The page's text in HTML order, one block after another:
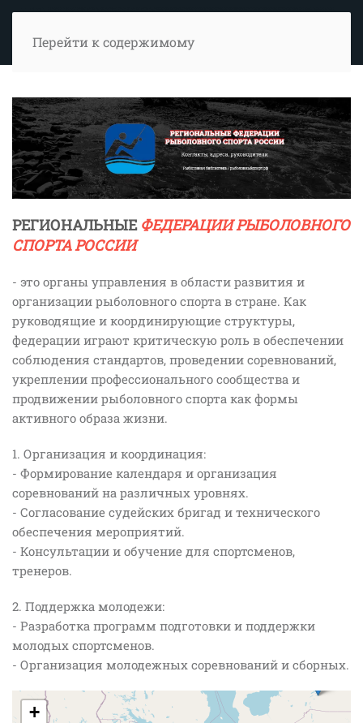
Перейти к содержимому
РЕГИОНАЛЬНЫЕ ФЕДЕРАЦИИ РЫБОЛОВНОГО
СПОРТА РОССИИ
- это органы управления в области развития и
организации рыболовного спорта в стране. Как
руководящие и координирующие структуры,
федерации играют критическую роль в обеспечении
соблюдения стандартов, проведении соревнований,
укреплении профессионального сообщества и
продвижении рыболовного спорта как формы
активного образа жизни.
1. Организация и координация:
- Формирование календаря и организация
соревнований на различных уровнях.
- Согласование судейских бригад и технического
обеспечения мероприятий.
- Консультации и обучение для спортсменов,
тренеров.
2. Поддержка молодежи:
- Разработка программ подготовки и поддержки
молодых спортсменов.
- Организация молодежных соревнований и сборных.
+